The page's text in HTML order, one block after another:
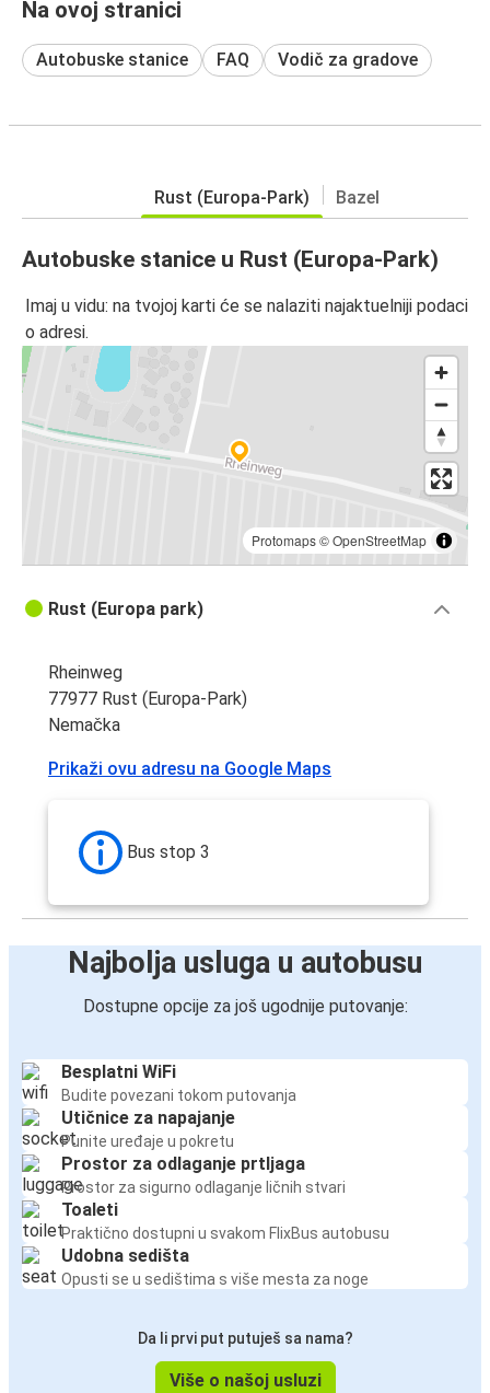
Na ovoj stranici
Autobuske stanice FAQ Vodič za gradove
Rust (Europa-Park) Bazel
Autobuske stanice u Rust (Europa-Park)
Imaj u vidu: na tvojoj karti će se nalaziti najaktuelniji podaci
o adresi.
Protomaps©OpenStreetMap
Rust (Europa park)
Rheinweg
77977 Rust (Europa-Park)
Nemačka
Prikaži ovu adresu na Google Maps
Bus stop 3
Najbolja usluga u autobusu
Dostupne opcije za još ugodnije putovanje:
Besplatni WiFi
Budite povezani tokom putovanja
Utičnice za napajanje
Punite uređaje u pokretu
Prostor za odlaganje prtljaga
Prostor za sigurno odlaganje ličnih stvari
Toaleti
Praktično dostupni u svakom FlixBus autobusu
Udobna sedišta
Opusti se u sedištima s više mesta za noge
Da li prvi put putuješ sa nama?
Više o našoj usluzi